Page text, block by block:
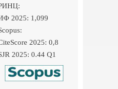
2025: 1,099
2025: 0,8
2025: 0.44 Q1